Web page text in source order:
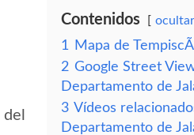
Contenidos ocultar
1
Mapa de
2 Google Street
Departamento de
3 Vídeos
Departamento de